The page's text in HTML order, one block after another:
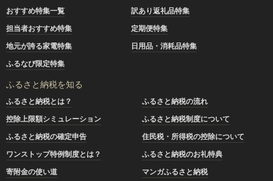
おすすめ特集一覧
訳あり返礼品特集
担当者おすすめ特集
定期便特集
地元が誇る家電特集
日用品・消耗品特集
ふるなび限定特集
ふるさと納税を知る
ふるさと納税とは？
ふるさと納税の流れ
控除上限額シミュレーション
ふるさと納税制度について
ふるさと納税の確定申告
住民税・所得税の控除について
ワンストップ特例制度とは？
ふるさと納税のお礼特典
寄附金の使い道
マンガふるさと納税